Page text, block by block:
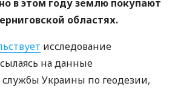
в этом году землю покупают
областях.
исследование
на данные
службы Украины по геодезии,